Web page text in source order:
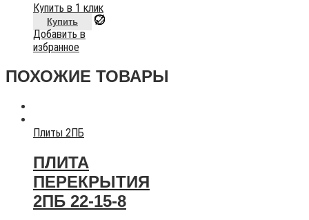
Купить в 1 клик
Купить
Добавить в
избранное
ПОХОЖИЕ ТОВАРЫ
Плиты 2ПБ
ПЛИТА
ПЕРЕКРЫТИЯ
2ПБ 22-15-8